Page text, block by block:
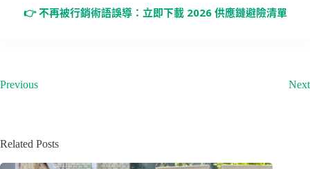
👉 不再被行銷術語誤導：立即下載 2026 供應鏈避險清單
Previous Next
Related Posts